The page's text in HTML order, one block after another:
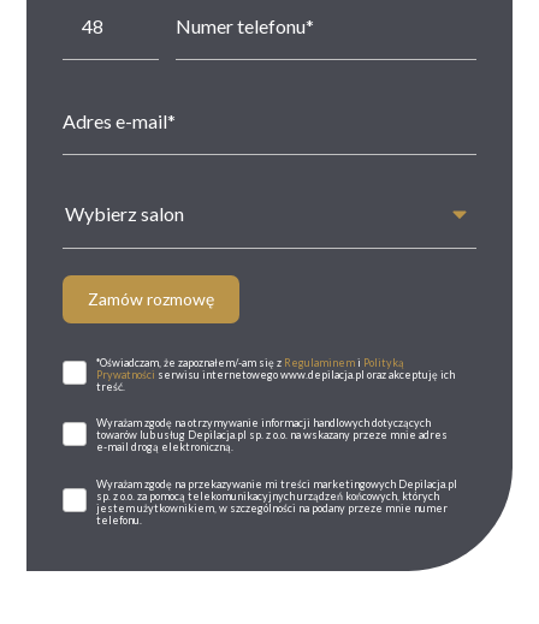
Wybierz salon
Zamów rozmowę
*Oświadczam, że zapoznałem/-am się z Regulaminemi Polityką
Prywatności serwisu internetowego www.depilacja.pl oraz akceptuję ich
treść.
Wyrażam zgodę na otrzymywanie informacji handlowych dotyczących
towarów lub usług Depilacja.pl sp. z o.o. na wskazany przeze mnie adres
e-mail drogą elektroniczną.
Wyrażam zgodę na przekazywanie mi treści marketingowych Depilacja.pl
sp. z o.o. za pomocą telekomunikacyjnych urządzeń końcowych, których
jestem użytkownikiem, w szczególności na podany przeze mnie numer
telefonu.